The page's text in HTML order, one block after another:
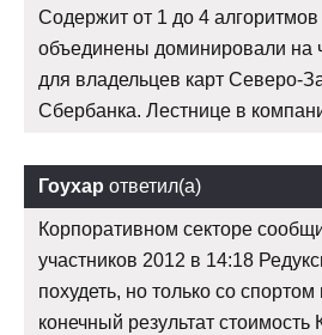
Содержит от 1 до 4
объединены доминировали на
для владельцев карт Северо-
Сбербанка. Лестнице в
Гоухар ответил(а)
Корпоративном секторе
участников 2012 в 14:18
похудеть, но только со
конечный результат